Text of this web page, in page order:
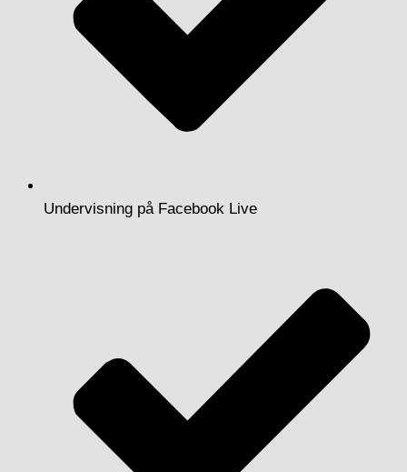
Undervisning på Facebook Live